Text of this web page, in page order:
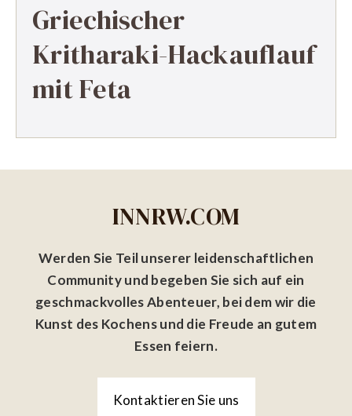
Griechischer
Kritharaki-Hackauflauf
mit Feta
INNRW.COM
Werden Sie Teil unserer leidenschaftlichen
Community und begeben Sie sich auf ein
geschmackvolles Abenteuer, bei dem wir die
Kunst des Kochens und die Freude an gutem
Essen feiern.
Kontaktieren Sie uns